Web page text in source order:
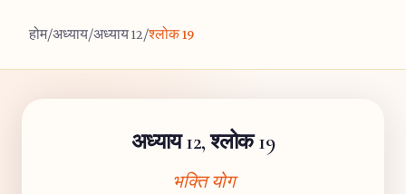
होम/अध्याय/अध्याय 12/श्लोक 19
अध्याय 12, श्लोक 19
भक्ति योग